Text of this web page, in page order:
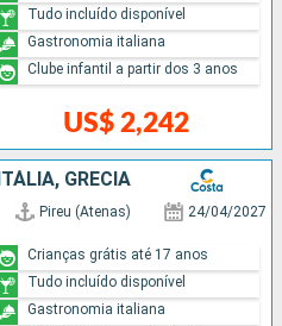
US$ 2,242
Tudo incluído disponível
Gastronomia italiana
Clube infantil a partir dos 3 anos
GRÉCIA
Pireu (Atenas) 24/04/2027
Crianças grátis até 17 anos
Tudo incluído disponível
Gastronomia italiana